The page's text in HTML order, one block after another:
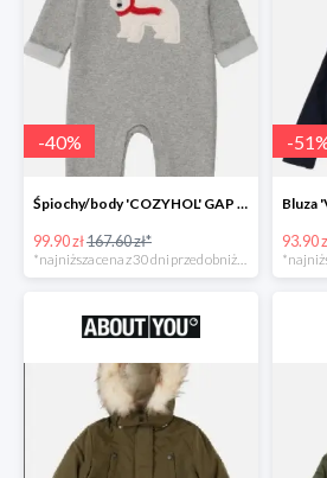
-40%
Śpiochy/body 'COZYHOL' GAP - 40%
99.90 zł167.60 zł*
-51
93.90